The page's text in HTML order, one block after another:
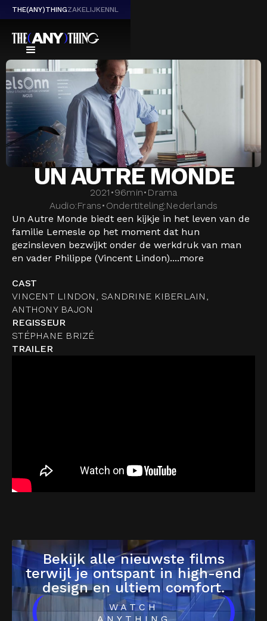
THE(ANY)THINGZAKELIJKENNL
UN AUTRE MONDE
2021 •96min• Drama
Audio:Frans• Ondertiteling:Nederlands
Un Autre Monde biedt een kijkje in het leven van de
familie Lemesle op het moment dat hun
gezinsleven bezwijkt onder de werkdruk van man
en vader Philippe (Vincent Lindon)....more
CAST
VINCENT LINDON, SANDRINE KIBERLAIN,
ANTHONY BAJON
REGISSEUR
STÉPHANE BRIZÉ
TRAILER
Bekijk alle nieuwste films
terwijl je ontspant in high-end
design en ultiem comfort.
WATCH